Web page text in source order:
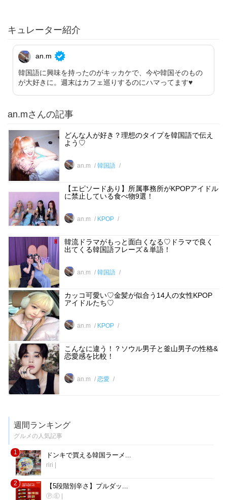
キュレーター紹介
an.m
韓国語に興味を持ったのがキッカケで、今や韓国そのもの
が大好きに。週末はカフェ巡りするのにハマってます♥︎
an.mさんの記事
どんな人が好き？理想のタイプを韓国語で伝え
よう♡
an.m 韓国語
【エピソードあり】所属事務所がKPOPアイドル
に禁止している食べ物9選！
an.m KPOP
韓流ドラマがもっと面白くなる♡ドラマで良く
出てくる韓国語フレーズ＆単語！
an.m 韓国語
カッコ可愛い♡金髪が似合う14人の女性KPOP
アイドルたち♡
an.m KPOP
こんなに違う！？ソウル男子と釜山男子の性格&
恋愛感を比較！
an.m 恋愛
週間ランキング
グルメの人気記事
1 ドンキで買える韓国ラーメ...
riri |
2 【5段階別辛さ】プルダッ...
Ⓟ.Ⓔ |